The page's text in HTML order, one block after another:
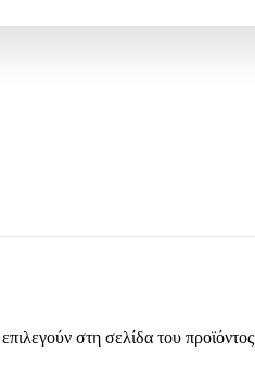
στη σελίδα του προϊόντος